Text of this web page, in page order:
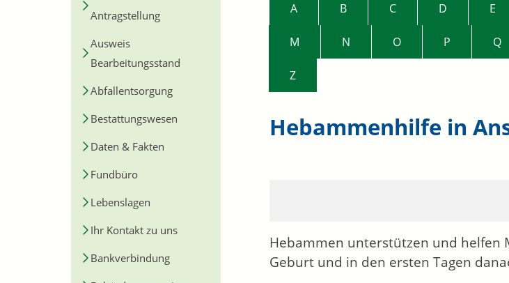
Antragstellung
Ausweis
Bearbeitungsstand
Abfallentsorgung
Bestattungswesen
Daten & Fakten
Fundbüro
Lebenslagen
Ihr Kontakt zu uns
Bankverbindung
A B C D E
M N O P Q
Z
Hebammenhilfe in
Hebammen unterstützen und helfen
Geburt und in den ersten Tagen